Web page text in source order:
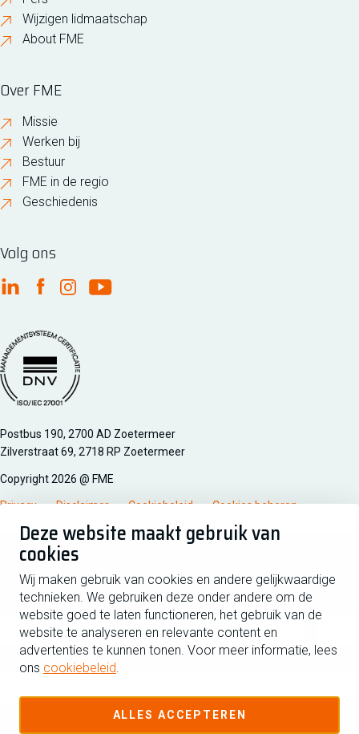
Deze website maakt gebruik van
cookies
Wij maken gebruik van cookies en andere gelijkwaardige
technieken. We gebruiken deze onder andere om de
website goed te laten functioneren, het gebruik van de
website te analyseren en relevante content en
advertenties te kunnen tonen. Voor meer informatie, lees
ons cookiebeleid.
ALLES ACCEPTEREN
Wijzigen lidmaatschap
About FME
Over FME
Missie
Werken bij
Bestuur
FME in de regio
Geschiedenis
Volg ons
FME Linkedin
FME Facebook
FME Instagram
FME Youtube
Managementsyteem certificatie DNV iso/iec 27001
Postbus 190, 2700 AD Zoetermeer
Zilverstraat 69, 2718 RP Zoetermeer
Copyright 2026 @ FME
Privacy Disclaimer Cookiebeleid Cookies beheren
Schrijf je in voor de nieuwsbrief
Voornaam
Achternaam